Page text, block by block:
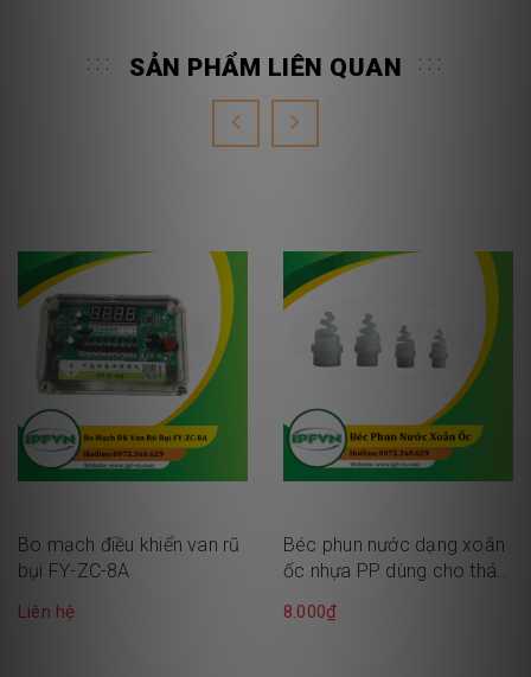
SẢN PHẨM LIÊN QUAN
Bo mạch điều khiển van rũ
bụi FY-ZC-8A
Liên hệ
Béc phun nước dạng xoắn
ốc nhựa PP dùng cho tháp
8.000₫